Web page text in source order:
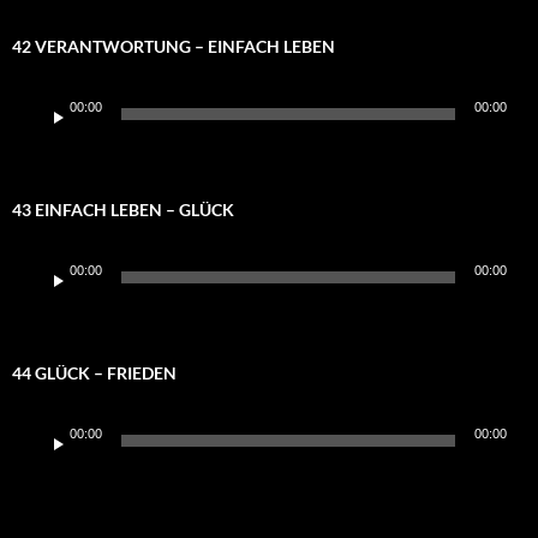
42 VERANTWORTUNG – EINFACH LEBEN
Player
00:00 00:00
43 EINFACH LEBEN – GLÜCK
Player
00:00 00:00
44 GLÜCK – FRIEDEN
Player
00:00 00:00